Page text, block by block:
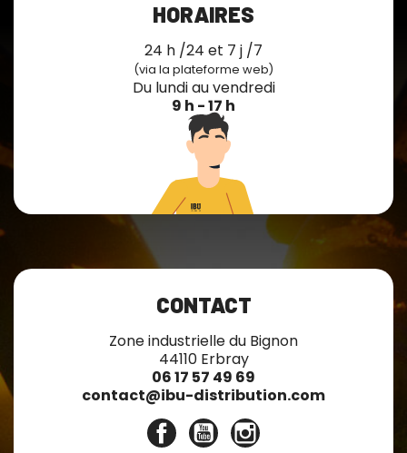
HORAIRES
24 h /24 et 7 j /7
(via la plateforme web)
Du lundi au vendredi
9 h - 17 h
CONTACT
Zone industrielle du Bignon
44110 Erbray
06 17 57 49 69
contact@ibu-distribution.com
FacebookYouTube